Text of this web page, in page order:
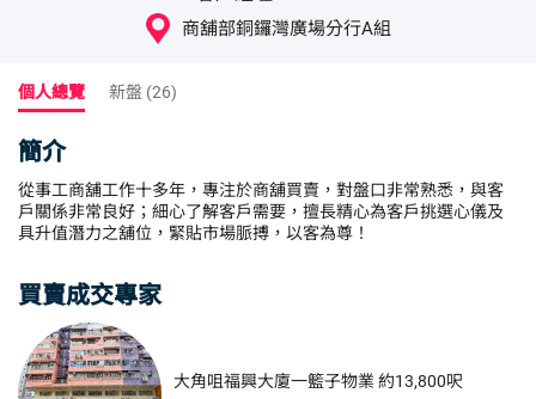
商舖部銅鑼灣廣場分行A組
個人總覽 新盤 (26)
簡介
從事工商舖工作十多年，專注於商舖買賣，對盤口非常熟悉，與客
戶關係非常良好；細心了解客戶需要，擅長精心為客戶挑選心儀及
具升值潛力之舖位，緊貼市場脈搏，以客為尊！
買賣成交專家
大角咀福興大廈一籃子物業 約13,800呎